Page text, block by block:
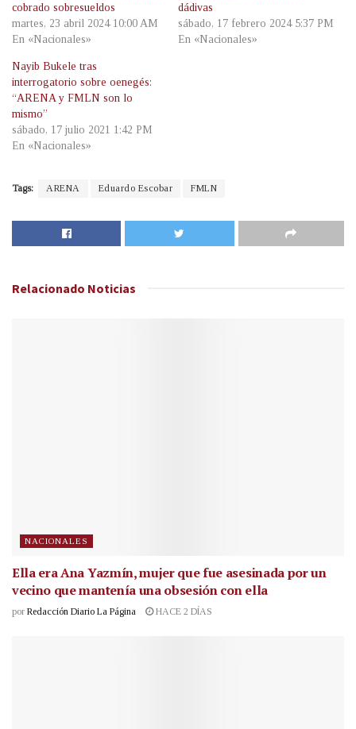
cobrado sobresueldos
martes, 23 abril 2024 10:00 AM
En «Nacionales»
dádivas
sábado, 17 febrero 2024 5:37 PM
En «Nacionales»
Nayib Bukele tras
interrogatorio sobre oenegés:
“ARENA y FMLN son lo
mismo”
sábado, 17 julio 2021 1:42 PM
En «Nacionales»
Tags: ARENA Eduardo Escobar FMLN
Relacionado Noticias
NACIONALES
Ella era Ana Yazmín, mujer que fue asesinada por un
vecino que mantenía una obsesión con ella
por Redacción Diario La Página HACE 2 DÍAS